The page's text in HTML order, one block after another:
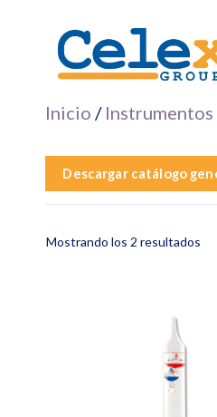
contenido
Inicio /
Descargar catálogo
Mostrando los 2 resultados